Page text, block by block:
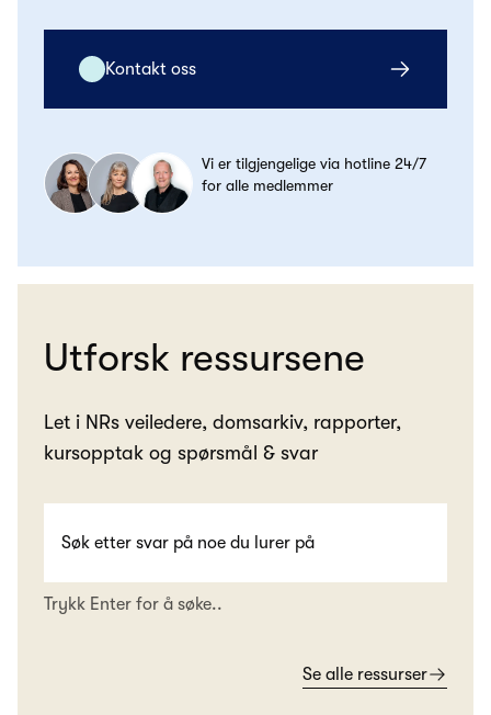
Kontakt oss
Vi er tilgjengelige via hotline 24/7
for alle medlemmer
Utforsk ressursene
Let i NRs veiledere, domsarkiv, rapporter,
kursopptak og spørsmål & svar
Trykk Enter for å søke..
Se alle ressurser